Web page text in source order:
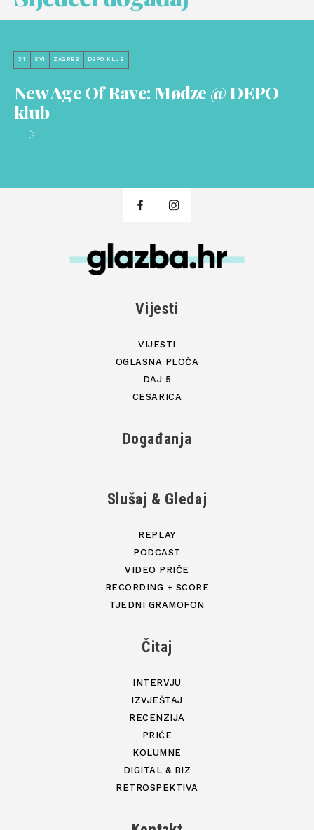
31 SVI ZAGREB DEPO KLUB
New Age Of Rave: Mødze @ DEPO
klub
Vijesti
VIJESTI
OGLASNA PLOČA
DAJ 5
CESARICA
Događanja
Slušaj & Gledaj
REPLAY
PODCAST
VIDEO PRIČE
RECORDING + SCORE
TJEDNI GRAMOFON
Čitaj
INTERVJU
IZVJEŠTAJ
RECENZIJA
PRIČE
KOLUMNE
DIGITAL & BIZ
RETROSPEKTIVA